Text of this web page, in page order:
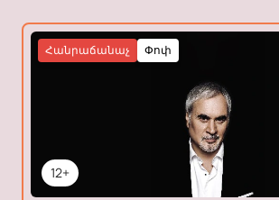
12+
Փոփ
Հանրաճանաչ